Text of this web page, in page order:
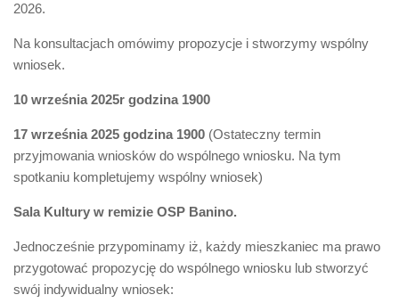
2026.
Na konsultacjach omówimy propozycje i stworzymy wspólny
wniosek.
10 września 2025r godzina 1900
17 września 2025 godzina 1900 (Ostateczny termin
przyjmowania wniosków do wspólnego wniosku. Na tym
spotkaniu kompletujemy wspólny wniosek)
Sala Kultury w remizie OSP Banino.
Jednocześnie przypominamy iż, każdy mieszkaniec ma prawo
przygotować propozycję do wspólnego wniosku lub stworzyć
swój indywidualny wniosek: